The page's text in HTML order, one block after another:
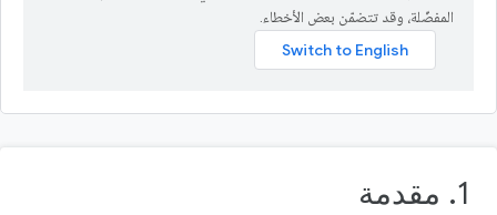
المفضّلة، وقد تتضمّن بعض الأخطاء.
1. مقدمة